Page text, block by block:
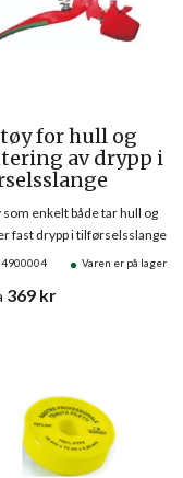
for hull og
av drypp i
Varen er på lager
enkelt både tar hull og
fast drypp i tilførselsslange
369 kr